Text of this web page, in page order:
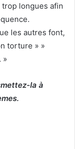
longues afin
les autres font,
torture » »
»
la à